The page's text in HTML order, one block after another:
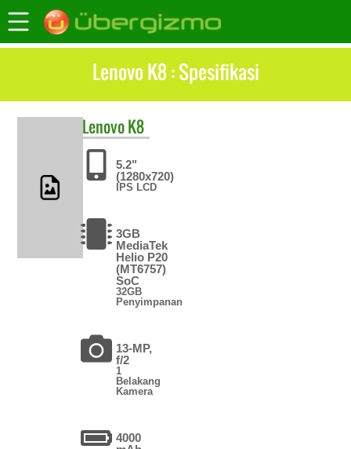
Lenovo K8 : Spesifikasi
LenovoK8
5.2"
(1280x720)
IPS LCD
3GB
MediaTek
Helio P20
(MT6757)
SoC
32GB
Penyimpanan
13-MP,
f/2
1
Belakang
Kamera
4000